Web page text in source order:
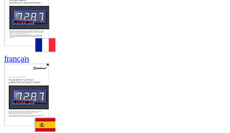
français